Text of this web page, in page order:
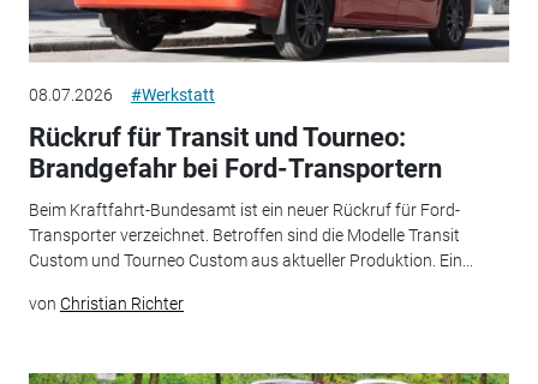
08.07.2026 #Werkstatt
Rückruf für Transit und Tourneo:
Brandgefahr bei Ford-Transportern
Beim Kraftfahrt-Bundesamt ist ein neuer Rückruf für Ford-
Transporter verzeichnet. Betroffen sind die Modelle Transit
Custom und Tourneo Custom aus aktueller Produktion. Ein...
von Christian Richter